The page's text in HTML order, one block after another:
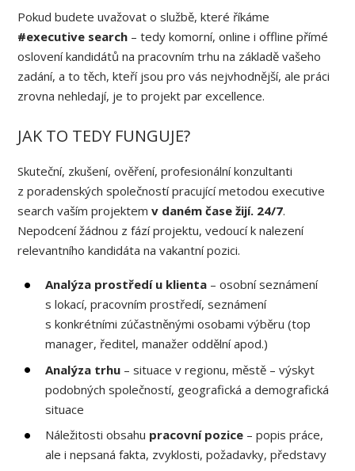
Pokud budete uvažovat o službě, které říkáme
#executive search – tedy komorní, online i offline přímé
oslovení kandidátů na pracovním trhu na základě vašeho
zadání, a to těch, kteří jsou pro vás nejvhodnější, ale práci
zrovna nehledají, je to projekt par excellence.
JAK TO TEDY FUNGUJE?
Skuteční, zkušení, ověření, profesionální konzultanti
z poradenských společností pracující metodou executive
search vaším projektemv daném čase žijí. 24/7.
Nepodcení žádnou z fází projektu, vedoucí k nalezení
relevantního kandidáta na vakantní pozici.
Analýza prostředí u klienta – osobní seznámení
s lokací, pracovním prostředí, seznámení
s konkrétními zúčastněnými osobami výběru (top
manager, ředitel, manažer oddělní apod.)
Analýza trhu – situace v regionu, městě – výskyt
podobných společností, geografická a demografická
situace
Náležitosti obsahu pracovní pozice – popis práce,
ale i nepsaná fakta, zvyklosti, požadavky, představy